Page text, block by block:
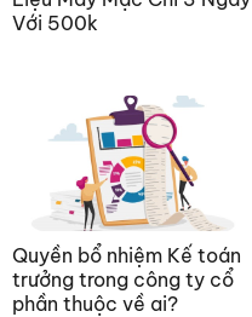
Với 500k
Quyền bổ nhiệm Kế toán
trưởng trong công ty cổ
phần thuộc về ai?